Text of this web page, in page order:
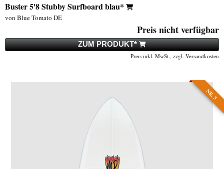
Buster 5'8 Stubby Surfboard blau*
von Blue Tomato DE
Preis nicht verfügbar
ZUM PRODUKT*
Preis inkl. MwSt., zzgl. Versandkosten
NR. 3